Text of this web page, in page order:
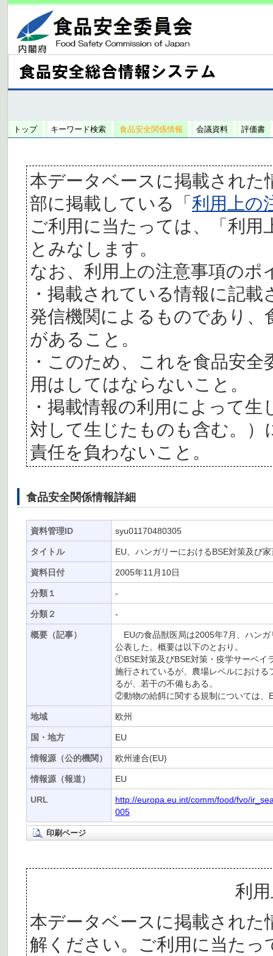
トップ キーワード検索 食品安全関係情報 会議資料 評価書
本データベースに掲載された
部に掲載している「利用上の
ご利用に当たっては、「利
とみなします。
なお、利用上の注意事項の
・掲載されている情報に記
発信機関によるものであり、
があること。
・このため、これを食品安
用はしてはならないこと。
・掲載情報の利用によって
対して生じたものも含む。
責任を負わないこと。
食品安全関係情報詳細
資料管理ID syu01170480305
タイトル EU、ハンガリーにおけるBSE対策及び
資料日付 2005年11月10日
分類１ -
分類２ -
概要（記事）
EUの食品獣医局は2005年7月、ハンガ
公表した。概要は以下のとおり。
①BSE対策及びBSE対策・疫学サーベイ
施行されているが、農場レベルにおけ
るが、若干の不備もある。
②動物の給餌に関する規制については、
地域 欧州
国・地方 EU
情報源（公的機関） 欧州連合(EU)
情報源（報道） EU
URL
http://europa.eu.int/comm/food/fvo/
005
印刷ページ
利
本データベースに掲載された
解ください。ご利用に当た